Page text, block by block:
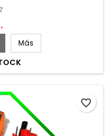
Más
favorite_border